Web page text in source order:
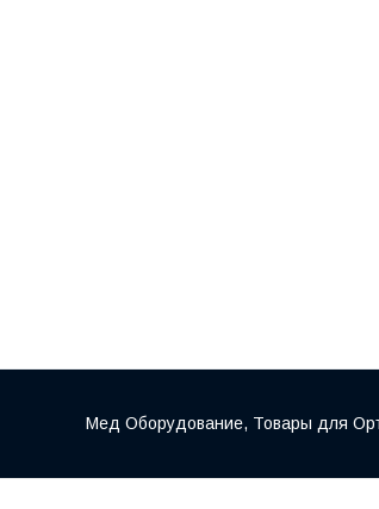
Мед Оборудование, Товары для